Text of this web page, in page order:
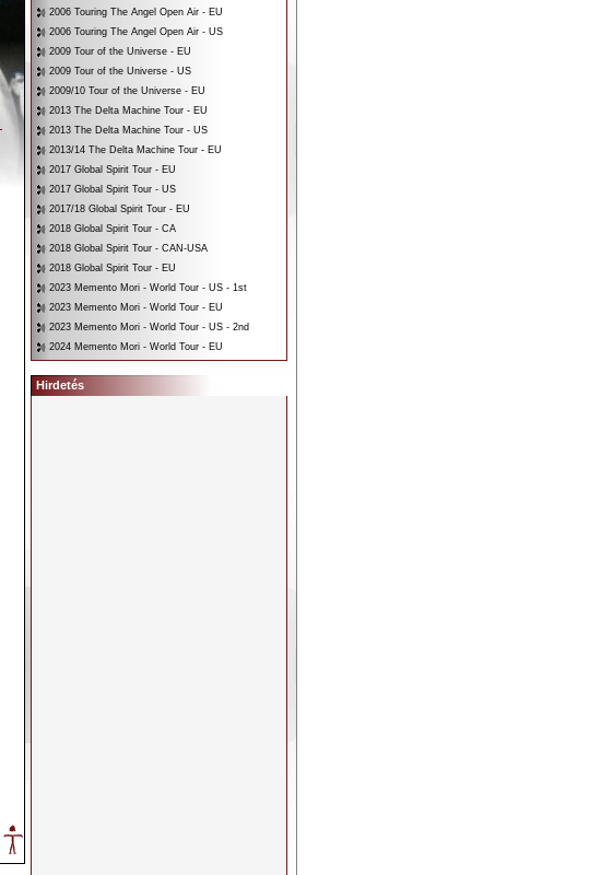
2006 Touring The Angel Open Air - EU
2006 Touring The Angel Open Air - US
2009 Tour of the Universe - EU
2009 Tour of the Universe - US
2009/10 Tour of the Universe - EU
2013 The Delta Machine Tour - EU
2013 The Delta Machine Tour - US
2013/14 The Delta Machine Tour - EU
2017 Global Spirit Tour - EU
2017 Global Spirit Tour - US
2017/18 Global Spirit Tour - EU
2018 Global Spirit Tour - CA
2018 Global Spirit Tour - CAN-USA
2018 Global Spirit Tour - EU
2023 Memento Mori - World Tour - US - 1st
2023 Memento Mori - World Tour - EU
2023 Memento Mori - World Tour - US - 2nd
2024 Memento Mori - World Tour - EU
Hirdetés